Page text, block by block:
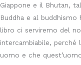
Giappone e il Bhutan,
Buddha e al
libro ci serviremo del
intercambiabile, perché
uomo e che